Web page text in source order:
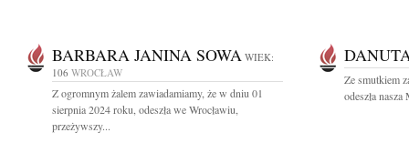
BARBARA JANINA SOWA WIEK:
106 WROCŁAW
Z ogromnym żalem zawiadamiamy, że w dniu 01
sierpnia 2024 roku, odeszła we Wrocławiu,
przeżywszy...
Ze smutkiem
odeszła